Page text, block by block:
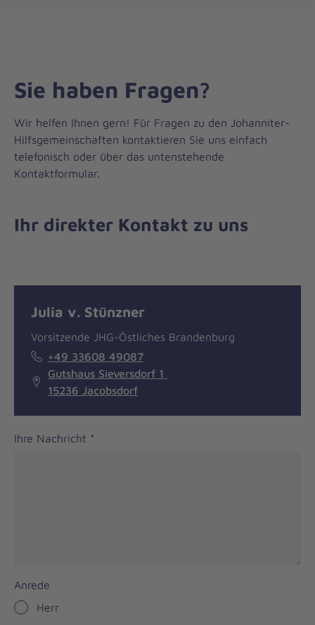
Sie haben Fragen?
Wir helfen Ihnen gern! Für Fragen zu den Johanniter-
Hilfsgemeinschaften kontaktieren Sie uns einfach
telefonisch oder über das untenstehende
Kontaktformular.
Ihr direkter Kontakt zu uns
Julia v. Stünzner
Vorsitzende JHG-Östliches Brandenburg
+49 33608 49087
Gutshaus Sieversdorf 1
15236 Jacobsdorf
Ihre Nachricht *
Anrede
Herr